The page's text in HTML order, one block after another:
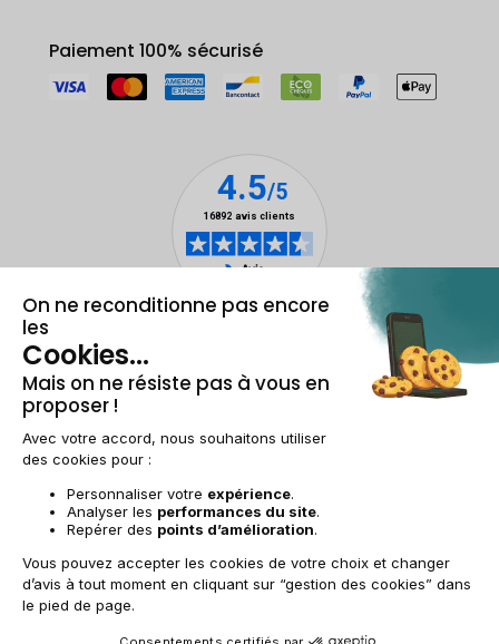
Paiement 100% sécurisé
Mentions légales & CGU
Conditions générales de venteDonnées personnelles
AccessibilitéPlan du site
BE-FR | €